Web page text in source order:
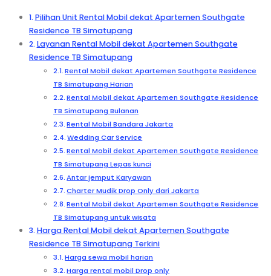
Pilihan Unit Rental Mobil dekat Apartemen Southgate
Residence TB Simatupang
Layanan Rental Mobil dekat Apartemen Southgate
Residence TB Simatupang
Rental Mobil dekat Apartemen Southgate Residence
TB Simatupang Harian
Rental Mobil dekat Apartemen Southgate Residence
TB Simatupang Bulanan
Rental Mobil Bandara Jakarta
Wedding Car Service
Rental Mobil dekat Apartemen Southgate Residence
TB Simatupang Lepas kunci
Antar jemput Karyawan
Charter Mudik Drop Only dari Jakarta
Rental Mobil dekat Apartemen Southgate Residence
TB Simatupang untuk wisata
Harga Rental Mobil dekat Apartemen Southgate
Residence TB Simatupang Terkini
Harga sewa mobil harian
Harga rental mobil Drop only